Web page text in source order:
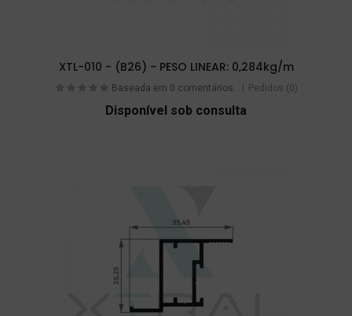
XTL-010 - (B26) - PESO LINEAR: 0,284kg/m
Baseada em 0 comentários. Pedidos (0)
Disponível sob consulta